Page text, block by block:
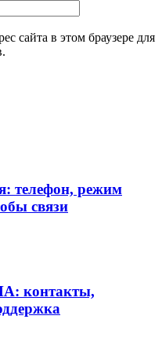
сайта в этом браузере для
телефон, режим
связи
контакты,